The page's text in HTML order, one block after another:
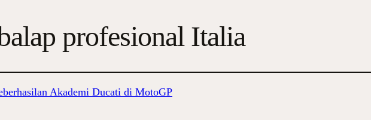
profesional Italia